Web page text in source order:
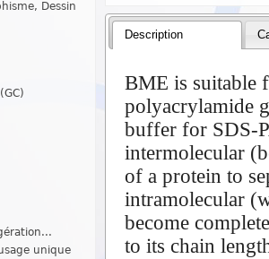
Dessin
unique
Description
BME is suitable
polyacrylamide
buffer for SDS-
intermolecular
of a protein to
intramolecular
become
to its chain